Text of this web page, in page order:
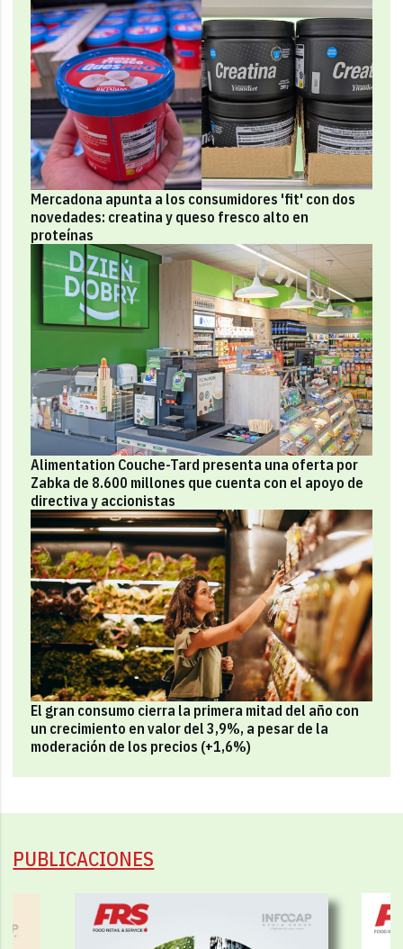
Mercadona apunta a los consumidores 'fit' con dos
novedades: creatina y queso fresco alto en
proteínas
Alimentation Couche-Tard presenta una oferta por
Zabka de 8.600 millones que cuenta con el apoyo de
directiva y accionistas
El gran consumo cierra la primera mitad del año con
un crecimiento en valor del 3,9%, a pesar de la
moderación de los precios (+1,6%)
PUBLICACIONES